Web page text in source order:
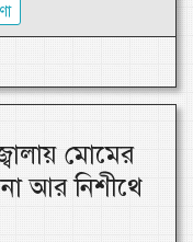
মোমের
আর নিশীথে